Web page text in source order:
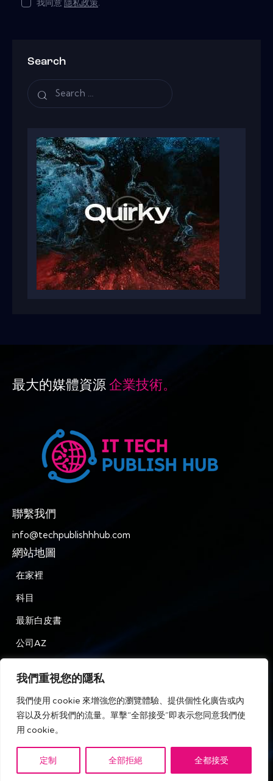
我們重視您的隱私
我們使用 cookie 來增強您的瀏覽體驗、提供個性化廣告或內
容以及分析我們的流量。單擊“全部接受”即表示您同意我們使
用 cookie。
定制 全部拒絕 全都接受
我同意隱私政策.
Search
最大的媒體資源 企業技術。
聯繫我們
info@techpublishhhub.com
網站地圖
在家裡
科目
最新白皮書
公司AZ
條款和條件
IT Tech Publish Hub © 版權所有。